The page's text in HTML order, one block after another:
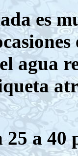
es
agua
25 a 40